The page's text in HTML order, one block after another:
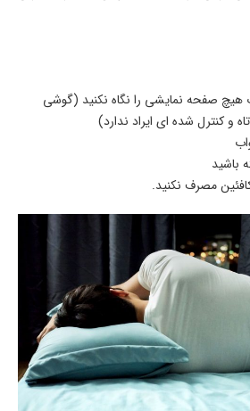
صفحه نمایشی را نگاه نکنید (گوشی
کنترل شده ای ایراد ندارد)
مصرف نکنید.